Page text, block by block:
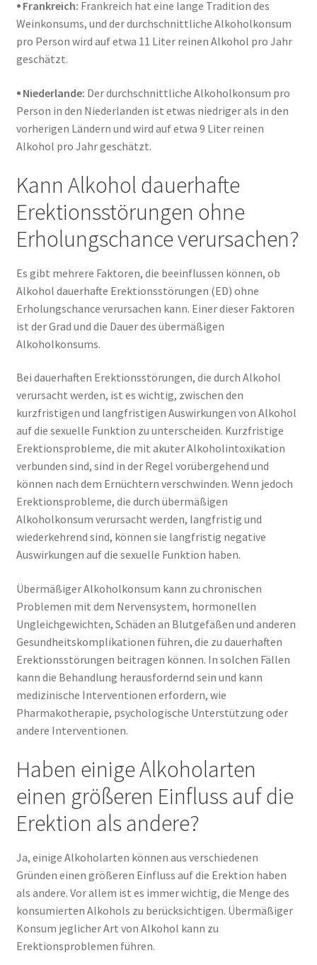
⦁ Frankreich: Frankreich hat eine lange Tradition des
Weinkonsums, und der durchschnittliche Alkoholkonsum
pro Person wird auf etwa 11 Liter reinen Alkohol pro Jahr
geschätzt.
⦁ Niederlande: Der durchschnittliche Alkoholkonsum pro
Person in den Niederlanden ist etwas niedriger als in den
vorherigen Ländern und wird auf etwa 9 Liter reinen
Alkohol pro Jahr geschätzt.
Kann Alkohol dauerhafte
Erektionsstörungen ohne
Erholungschance verursachen?
Es gibt mehrere Faktoren, die beeinflussen können, ob
Alkohol dauerhafte Erektionsstörungen (ED) ohne
Erholungschance verursachen kann. Einer dieser Faktoren
ist der Grad und die Dauer des übermäßigen
Alkoholkonsums.
Bei dauerhaften Erektionsstörungen, die durch Alkohol
verursacht werden, ist es wichtig, zwischen den
kurzfristigen und langfristigen Auswirkungen von Alkohol
auf die sexuelle Funktion zu unterscheiden. Kurzfristige
Erektionsprobleme, die mit akuter Alkoholintoxikation
verbunden sind, sind in der Regel vorübergehend und
können nach dem Ernüchtern verschwinden. Wenn jedoch
Erektionsprobleme, die durch übermäßigen
Alkoholkonsum verursacht werden, langfristig und
wiederkehrend sind, können sie langfristig negative
Auswirkungen auf die sexuelle Funktion haben.
Übermäßiger Alkoholkonsum kann zu chronischen
Problemen mit dem Nervensystem, hormonellen
Ungleichgewichten, Schäden an Blutgefäßen und anderen
Gesundheitskomplikationen führen, die zu dauerhaften
Erektionsstörungen beitragen können. In solchen Fällen
kann die Behandlung herausfordernd sein und kann
medizinische Interventionen erfordern, wie
Pharmakotherapie, psychologische Unterstützung oder
andere Interventionen.
Haben einige Alkoholarten
einen größeren Einfluss auf die
Erektion als andere?
Ja, einige Alkoholarten können aus verschiedenen
Gründen einen größeren Einfluss auf die Erektion haben
als andere. Vor allem ist es immer wichtig, die Menge des
konsumierten Alkohols zu berücksichtigen. Übermäßiger
Konsum jeglicher Art von Alkohol kann zu
Erektionsproblemen führen.